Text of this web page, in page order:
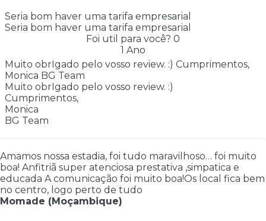
Seria bom haver uma tarifa empresarial
Seria bom haver uma tarifa empresarial
Foi util para você? 0
1 Ano
Muito obrIgado pelo vosso review. :) Cumprimentos,
Monica BG Team
Muito obrIgado pelo vosso review. :)
Cumprimentos,
Monica
BG Team
Amamos nossa estadia, foi tudo maravilhoso… foi muito
boa! Anfitriã super atenciosa prestativa ,simpatica e
educada A comunicação foi muito boa!Os local fica bem
no centro, logo perto de tudo
Momade (Moçambique)